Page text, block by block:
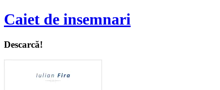
Caiet de insemnari
Descarcă!